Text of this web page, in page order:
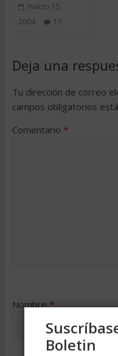
marzo 15,
2004
15
Deja una
Tu dirección de correo
campos obligatorios
Comentario *
Nombre *
Boletin